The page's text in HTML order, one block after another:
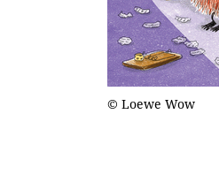
© Loewe Wow